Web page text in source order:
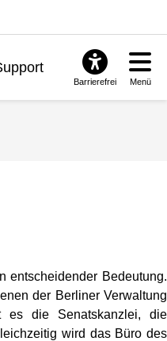
Barrierefrei Menü
entscheidender Bedeutung.
der Berliner Verwaltung
es die Senatskanzlei, die
wird das Büro des